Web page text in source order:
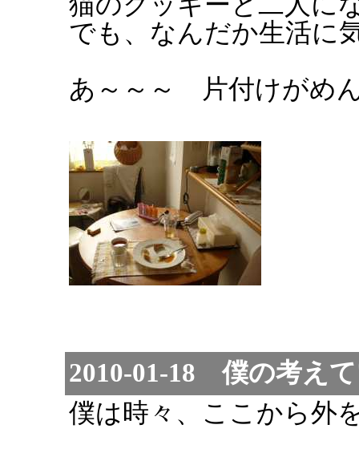
でも、なんだか生活
あ～～～ 片付けが
2010-01-18 僕の考え
僕は時々、ここから外